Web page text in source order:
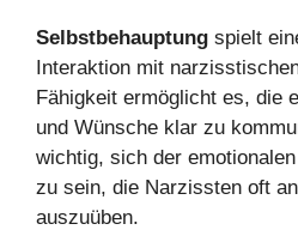
Selbstbehauptung spielt
Interaktion mit
Fähigkeit ermöglicht es, die
und Wünsche klar zu
wichtig, sich der
zu sein, die Narzissten oft
auszuüben.